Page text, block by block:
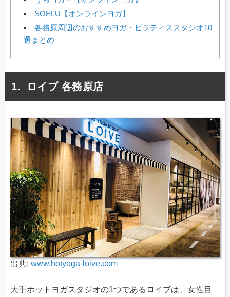
SOELU【オンラインヨガ】
各務原周辺のおすすめヨガ・ピラティススタジオ10
選まとめ
ロイブ 各務原店
出典: www.hotyoga-loive.com
大手ホットヨガスタジオの1つであるロイブは、女性目